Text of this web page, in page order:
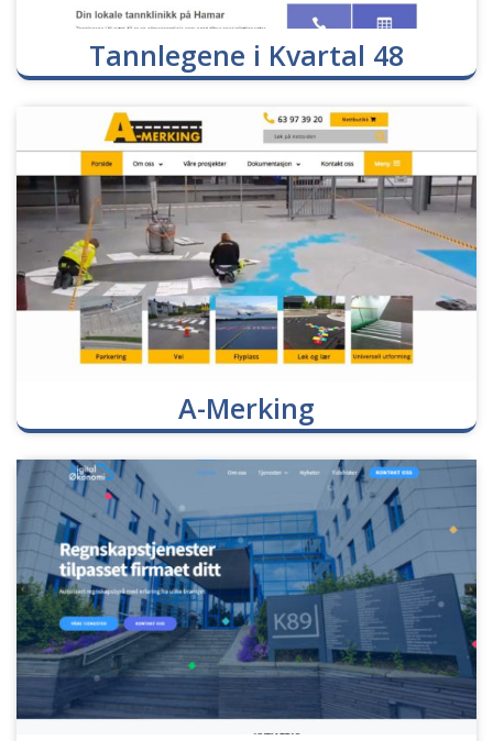
Tannlegene i Kvartal 48
A-Merking